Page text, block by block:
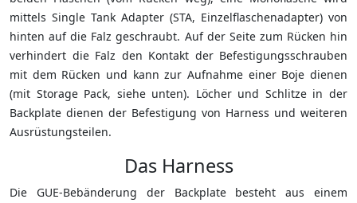
mittels Single Tank Adapter (STA, Einzelflaschenadapter) von
hinten auf die Falz geschraubt. Auf der Seite zum Rücken hin
verhindert die Falz den Kontakt der Befestigungsschrauben
mit dem Rücken und kann zur Aufnahme einer Boje dienen
(mit Storage Pack, siehe unten). Löcher und Schlitze in der
Backplate dienen der Befestigung von Harness und weiteren
Ausrüstungsteilen.
Das Harness
Die GUE-Bebänderung der Backplate besteht aus einem